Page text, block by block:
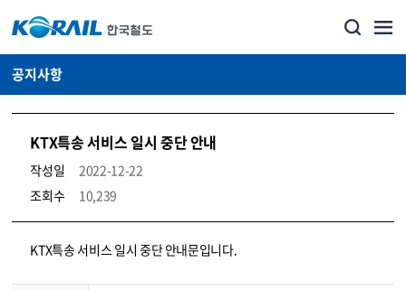
공지사항
KTX특송 서비스 일시 중단 안내
작성일
2022-12-22
조회수
10,239
뉴스·홍보_공지사항 상세보기 – 내용, 파일, 담당자 연락처로 구성
KTX특송 서비스 일시 중단 안내문입니다.